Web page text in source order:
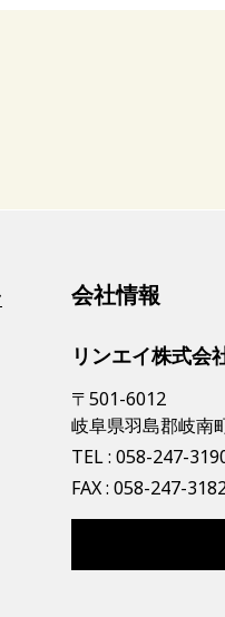
会社情報
リンエイ株式会
〒501-6012
岐阜県羽島郡岐南
TEL : 058-247-
FAX : 058-247-